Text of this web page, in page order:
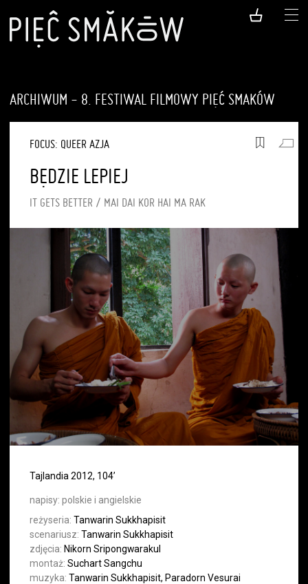
ARCHIWUM - 8. FESTIWAL FILMOWY PIĘĆ SMAKÓW
FOCUS: QUEER AZJA
BĘDZIE LEPIEJ
IT GETS BETTER / MAI DAI KOR HAI MA RAK
Tajlandia 2012, 104’
napisy: polskie i angielskie
reżyseria:Tanwarin Sukkhapisit
scenariusz:Tanwarin Sukkhapisit
zdjęcia: Nikorn Sripongwarakul
montaż:Suchart Sangchu
muzyka:Tanwarin Sukkhapisit, Paradorn Vesurai